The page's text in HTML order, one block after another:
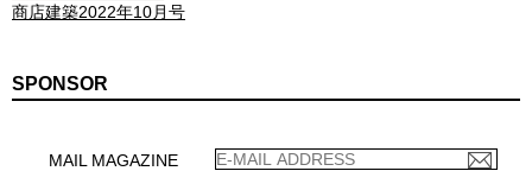
商店建築2022年10月号
SPONSOR
MAIL MAGAZINE